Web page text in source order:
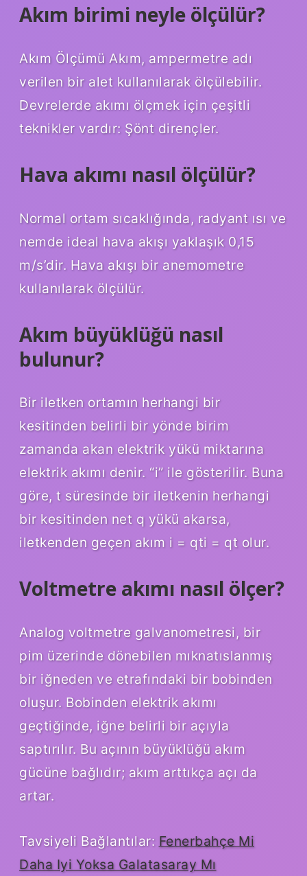
Akım birimi neyle ölçülür?
Akım Ölçümü Akım, ampermetre adı
verilen bir alet kullanılarak ölçülebilir.
Devrelerde akımı ölçmek için çeşitli
teknikler vardır: Şönt dirençler.
Hava akımı nasıl ölçülür?
Normal ortam sıcaklığında, radyant ısı ve
nemde ideal hava akışı yaklaşık 0,15
m/s’dir. Hava akışı bir anemometre
kullanılarak ölçülür.
Akım büyüklüğü nasıl
bulunur?
Bir iletken ortamın herhangi bir
kesitinden belirli bir yönde birim
zamanda akan elektrik yükü miktarına
elektrik akımı denir. “i” ile gösterilir. Buna
göre, t süresinde bir iletkenin herhangi
bir kesitinden net q yükü akarsa,
iletkenden geçen akım i = qti = qt olur.
Voltmetre akımı nasıl ölçer?
Analog voltmetre galvanometresi, bir
pim üzerinde dönebilen mıknatıslanmış
bir iğneden ve etrafındaki bir bobinden
oluşur. Bobinden elektrik akımı
geçtiğinde, iğne belirli bir açıyla
saptırılır. Bu açının büyüklüğü akım
gücüne bağlıdır; akım arttıkça açı da
artar.
Tavsiyeli Bağlantılar: Fenerbahçe Mi
Daha Iyi Yoksa Galatasaray Mı